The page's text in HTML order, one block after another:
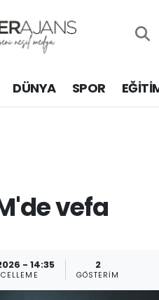
DÜNYA SPOR
vefa
- 14:35 2
GÖSTERIM